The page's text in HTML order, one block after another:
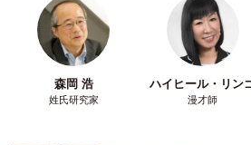
森岡 浩
姓氏研究家
ハイヒール・リン
漫才師